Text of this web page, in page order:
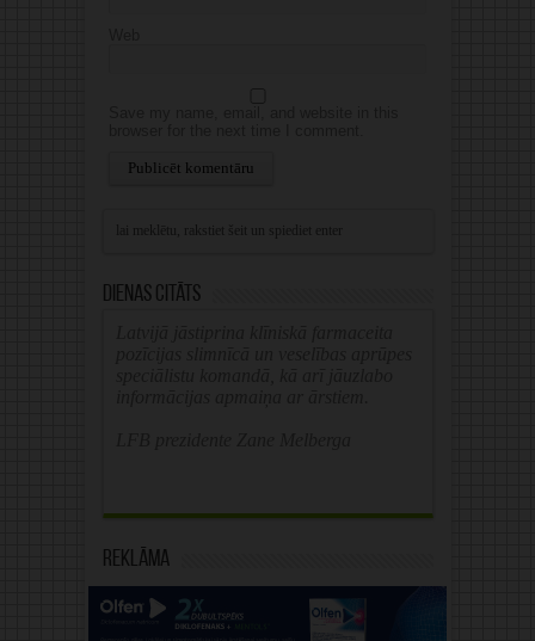
Dienas citāts
Reklāma